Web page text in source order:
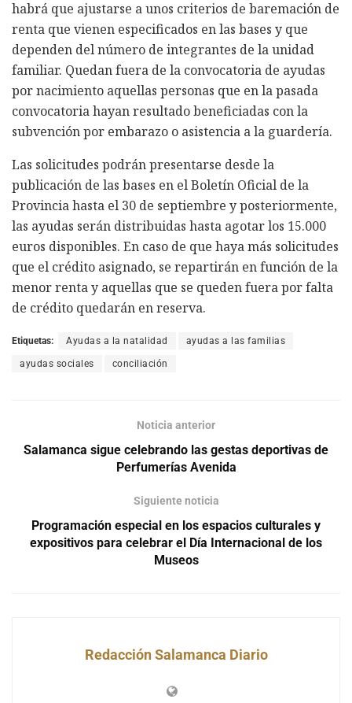
habrá que ajustarse a unos criterios de baremación de
renta que vienen especificados en las bases y que
dependen del número de integrantes de la unidad
familiar. Quedan fuera de la convocatoria de ayudas
por nacimiento aquellas personas que en la pasada
convocatoria hayan resultado beneficiadas con la
subvención por embarazo o asistencia a la guardería.
Las solicitudes podrán presentarse desde la
publicación de las bases en el Boletín Oficial de la
Provincia hasta el 30 de septiembre y posteriormente,
las ayudas serán distribuidas hasta agotar los 15.000
euros disponibles. En caso de que haya más solicitudes
que el crédito asignado, se repartirán en función de la
menor renta y aquellas que se queden fuera por falta
de crédito quedarán en reserva.
Etiquetas: Ayudas a la natalidad ayudas a las familias
ayudas sociales conciliación
Noticia anterior
Salamanca sigue celebrando las gestas deportivas de
Perfumerías Avenida
Siguiente noticia
Programación especial en los espacios culturales y
expositivos para celebrar el Día Internacional de los
Museos
Redacción Salamanca Diario